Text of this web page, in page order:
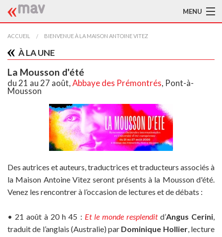
MENU
ACCUEIL
LA MAV
BIBLIOTHÈQUE
AIDE À LA TRADUCTION
PUBLICATIONS
À L'AFFICHE
ACCUEIL BIENVENUE À LA MAISON ANTOINE VITEZ
À LA UNE
La Mousson d'été
du 21 au 27 août,Abbaye des Prémontrés, Pont-à-
Mousson
Des autrices et auteurs, traductrices et traducteurs associés à
la Maison Antoine Vitez seront présents à la Mousson d'été.
Venez les rencontrer à l’occasion de lectures et de débats :
• 21 août à 20 h 45 : Et le monde resplenditd’Angus Cerini,
traduit de l’anglais (Australie) par Dominique Hollier, lecture